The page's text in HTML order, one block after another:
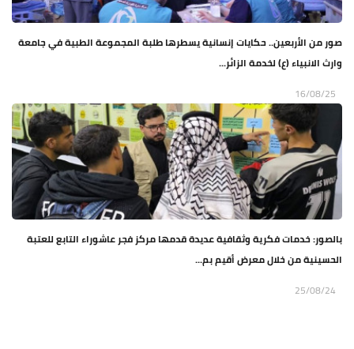
صور من الأربعين.. حكايات إنسانية يسطرها طلبة المجموعة الطبية في جامعة
وارث الانبياء (ع) لخدمة الزائر...
16/08/25
بالصور: خدمات فكرية وثقافية عديدة قدمها مركز فجر عاشوراء التابع للعتبة
الحسينية من خلال معرض أقيم بم...
25/08/24